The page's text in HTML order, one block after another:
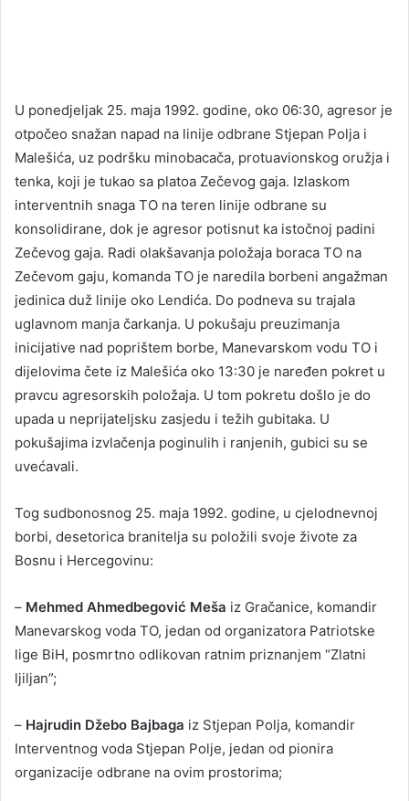
U ponedjeljak 25. maja 1992. godine, oko 06:30, agresor je
otpočeo snažan napad na linije odbrane Stjepan Polja i
Malešića, uz podršku minobacača, protuavionskog oružja i
tenka, koji je tukao sa platoa Zečevog gaja. Izlaskom
interventnih snaga TO na teren linije odbrane su
konsolidirane, dok je agresor potisnut ka istočnoj padini
Zečevog gaja. Radi olakšavanja položaja boraca TO na
Zečevom gaju, komanda TO je naredila borbeni angažman
jedinica duž linije oko Lendića. Do podneva su trajala
uglavnom manja čarkanja. U pokušaju preuzimanja
inicijative nad poprištem borbe, Manevarskom vodu TO i
dijelovima čete iz Malešića oko 13:30 je naređen pokret u
pravcu agresorskih položaja. U tom pokretu došlo je do
upada u neprijateljsku zasjedu i težih gubitaka. U
pokušajima izvlačenja poginulih i ranjenih, gubici su se
uvećavali.
Tog sudbonosnog 25. maja 1992. godine, u cjelodnevnoj
borbi, desetorica branitelja su položili svoje živote za
Bosnu i Hercegovinu:
– Mehmed Ahmedbegović Meša iz Gračanice, komandir
Manevarskog voda TO, jedan od organizatora Patriotske
lige BiH, posmrtno odlikovan ratnim priznanjem “Zlatni
ljiljan”;
– Hajrudin Džebo Bajbaga iz Stjepan Polja, komandir
Interventnog voda Stjepan Polje, jedan od pionira
organizacije odbrane na ovim prostorima;